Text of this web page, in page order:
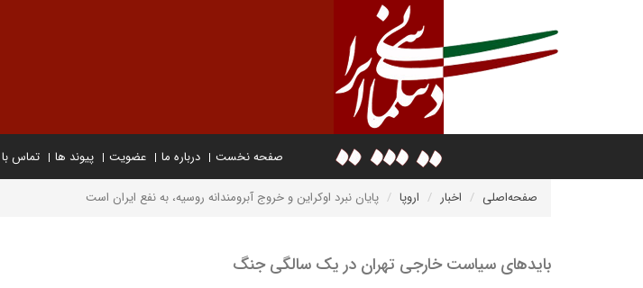
صفحه نخست درباره ما عضویت پیوند ها تماس
صفحه‌اصلی اخبار اروپا پایان نبرد اوکراین و خروج آبرومندانه روسیه، به نفع ایران است
بایدهای سیاست خارجی تهران در یک سالگی جنگ